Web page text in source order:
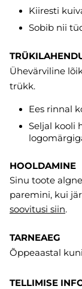
Kiiresti
Sobib nii
Ühevärviline
trükk.
Ees rinnal
Seljal kooli
HOOLDAMINE
Sinu toote
paremini, kui
soovitusi siin.
TARNEAEG
Õppeaastal
TELLIMISE